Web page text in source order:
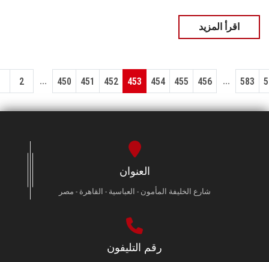
اقرأ المزيد
2 ... 450 451 452 453 454 455 456 ... 583
العنوان
شارع الخليفة المأمون - العباسية - القاهرة - مصر
رقم التليفون